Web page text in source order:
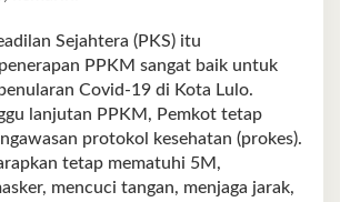
Sejahtera (PKS) itu
PPKM sangat baik untuk
Covid-19 di Kota Lulo.
lanjutan PPKM, Pemkot tetap
protokol kesehatan (prokes).
tetap mematuhi 5M,
mencuci tangan, menjaga jarak,